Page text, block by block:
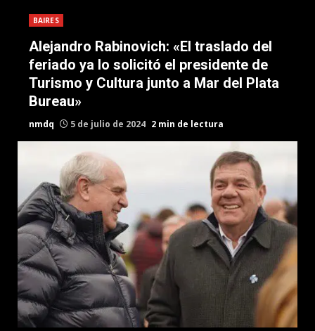
BAIRES
Alejandro Rabinovich: «El traslado del
feriado ya lo solicitó el presidente de
Turismo y Cultura junto a Mar del Plata
Bureau»
nmdq 5 de julio de 2024 2 min de lectura